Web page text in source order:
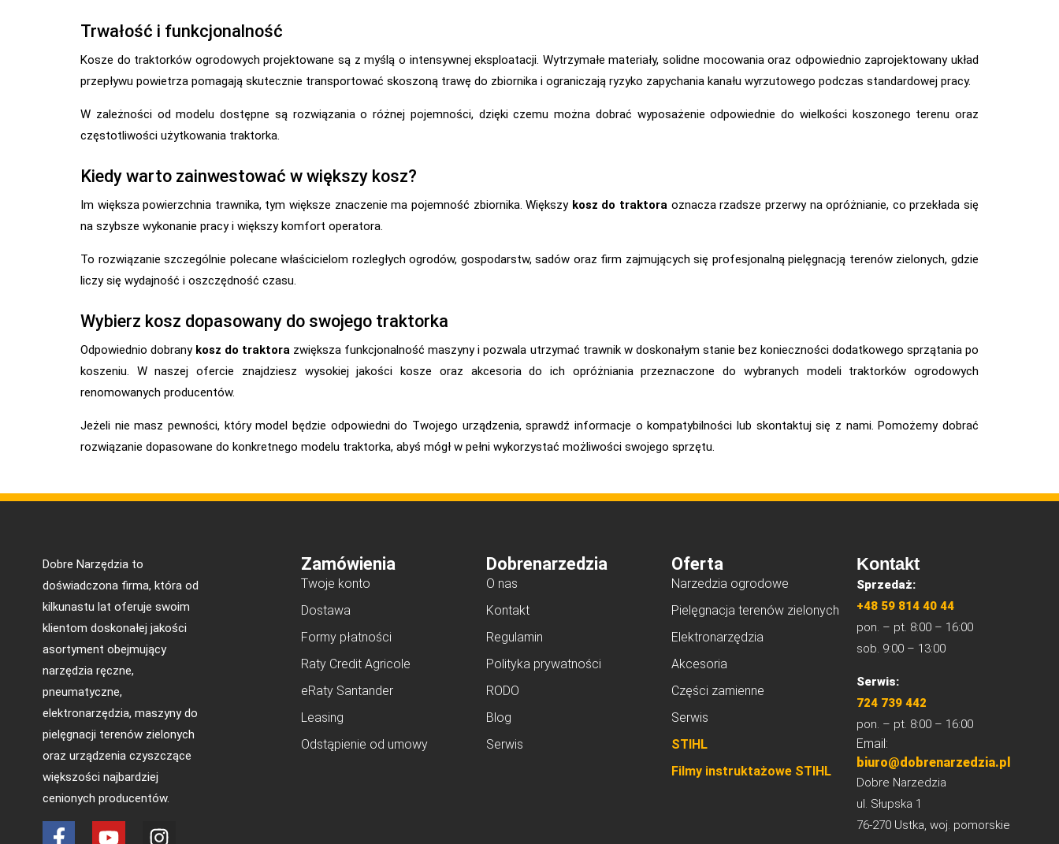
Trwałość i funkcjonalność
Kosze do traktorków ogrodowych projektowane są z myślą o intensywnej eksploatacji. Wytrzymałe materiały, solidne mocowania oraz odpowiednio zaprojektowany układ
przepływu powietrza pomagają skutecznie transportować skoszoną trawę do zbiornika i ograniczają ryzyko zapychania kanału wyrzutowego podczas standardowej pracy.
W zależności od modelu dostępne są rozwiązania o różnej pojemności, dzięki czemu można dobrać wyposażenie odpowiednie do wielkości koszonego terenu oraz
częstotliwości użytkowania traktorka.
Kiedy warto zainwestować w większy kosz?
Im większa powierzchnia trawnika, tym większe znaczenie ma pojemność zbiornika. Większy kosz do traktora oznacza rzadsze przerwy na opróżnianie, co przekłada się
na szybsze wykonanie pracy i większy komfort operatora.
To rozwiązanie szczególnie polecane właścicielom rozległych ogrodów, gospodarstw, sadów oraz firm zajmujących się profesjonalną pielęgnacją terenów zielonych, gdzie
liczy się wydajność i oszczędność czasu.
Wybierz kosz dopasowany do swojego traktorka
Odpowiednio dobrany kosz do traktora zwiększa funkcjonalność maszyny i pozwala utrzymać trawnik w doskonałym stanie bez konieczności dodatkowego sprzątania po
koszeniu. W naszej ofercie znajdziesz wysokiej jakości kosze oraz akcesoria do ich opróżniania przeznaczone do wybranych modeli traktorków ogrodowych
renomowanych producentów.
Jeżeli nie masz pewności, który model będzie odpowiedni do Twojego urządzenia, sprawdź informacje o kompatybilności lub skontaktuj się z nami. Pomożemy dobrać
rozwiązanie dopasowane do konkretnego modelu traktorka, abyś mógł w pełni wykorzystać możliwości swojego sprzętu.
Dobre Narzędzia to
doświadczona firma, która od
kilkunastu lat oferuje swoim
klientom doskonałej jakości
asortyment obejmujący
narzędzia ręczne,
pneumatyczne,
elektronarzędzia, maszyny do
pielęgnacji terenów zielonych
oraz urządzenia czyszczące
większości najbardziej
cenionych producentów.
Zamówienia
Twoje konto
Dostawa
Formy płatności
Raty Credit Agricole
eRaty Santander
Leasing
Odstąpienie od umowy
Dobrenarzedzia
O nas
Kontakt
Regulamin
Polityka prywatności
RODO
Blog
Serwis
Oferta
Narzedzia ogrodowe
Pielęgnacja terenów zielonych
Elektronarzędzia
Akcesoria
Części zamienne
Serwis
STIHL
Filmy instruktażowe STIHL
Kontakt
Sprzedaż:
+48 59 814 40 44
pon. – pt. 8:00 – 16:00
sob. 9:00 – 13:00
Serwis:
724 739 442
pon. – pt. 8:00 – 16:00
Email:
biuro@dobrenarzedzia.pl
Dobre Narzedzia
ul. Słupska 1
76-270 Ustka, woj. pomorskie